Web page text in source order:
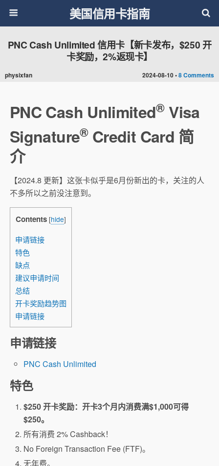
美国信用卡指南
2024-08-10 •8 Comments
PNC Cash Unlimited 信用卡【新卡发布，$250 开
卡奖励，2%返现卡】
physixfan
PNC Cash Unlimited®Visa
Signature®Credit Card 简
介
【2024.8 更新】这张卡似乎是6月份新出的卡，关注的人
不多所以之前没注意到。
Contents [hide]
申请链接
特色
缺点
建议申请时间
总结
开卡奖励趋势图
申请链接
申请链接
PNC Cash Unlimited
特色
$250 开卡奖励：开卡3个月内消费满$1,000可得
$250。
所有消费 2% Cashback！
No Foreign Transaction Fee (FTF)。
无年费。